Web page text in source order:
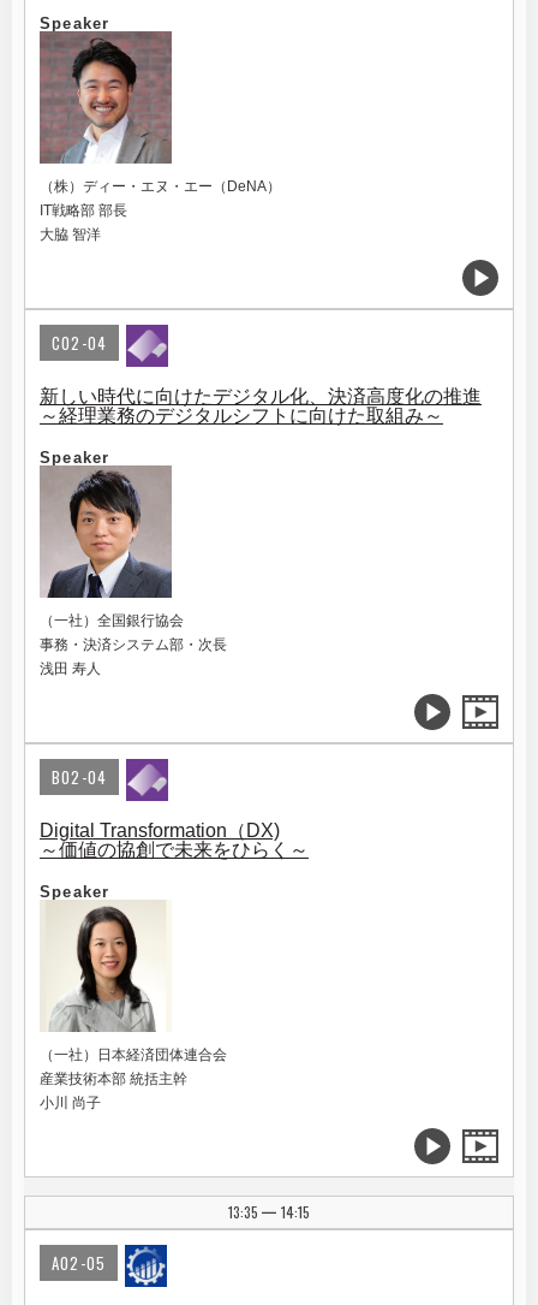
Speaker
（株）ディー・エヌ・エー（DeNA）
IT戦略部 部長
大脇 智洋
C02-04
新しい時代に向けたデジタル化、決済高度化の推進
～経理業務のデジタルシフトに向けた取組み～
Speaker
（一社）全国銀行協会
事務・決済システム部・次長
浅田 寿人
B02-04
Digital Transformation（DX)
～価値の協創で未来をひらく～
Speaker
（一社）日本経済団体連合会
産業技術本部 統括主幹
小川 尚子
13:35 | 14:15
A02-05